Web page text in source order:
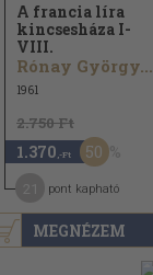
MEGNÉZEM
A francia líra
kincsesháza I-
VIII.
Rónay György...
1961
2.750 Ft
1.370 ,-Ft 50
pont kapható